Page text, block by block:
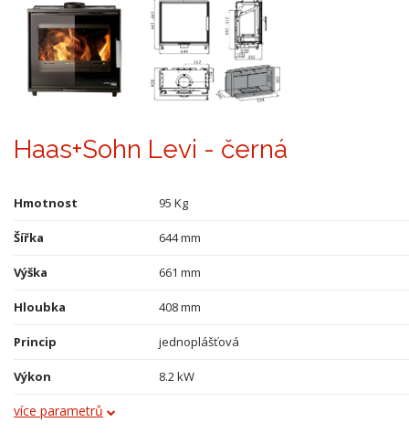
Haas+Sohn Levi - černá
Hmotnost 95 Kg
Šířka 644 mm
Výška 661 mm
Hloubka 408 mm
Princip jednoplášťová
Výkon 8.2 kW
Průměr kouřovodu
více parametrů